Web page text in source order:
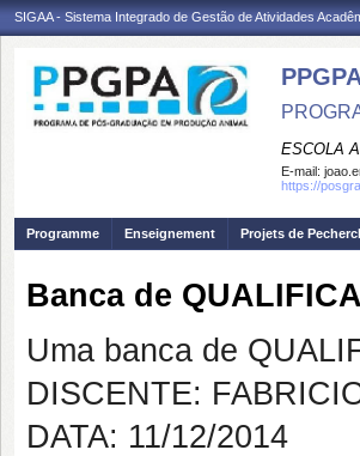
SIGAA - Sistema Integrado de Gestão de Atividades
ESCOLA
E-mail:
https://
Programme Enseignement Projets de
Banca de
Uma banca de
DISCENTE:
DATA: 11/12/2014